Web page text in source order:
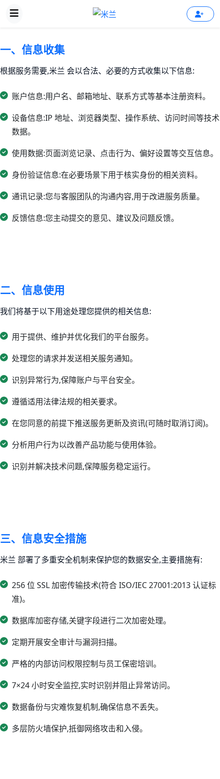
一、信息收集
根据服务需要,米兰 会以合法、必要的方式收集以下信息:
账户信息:用户名、邮箱地址、联系方式等基本注册资料。
设备信息:IP 地址、浏览器类型、操作系统、访问时间等技术
数据。
使用数据:页面浏览记录、点击行为、偏好设置等交互信息。
身份验证信息:在必要场景下用于核实身份的相关资料。
通讯记录:您与客服团队的沟通内容,用于改进服务质量。
反馈信息:您主动提交的意见、建议及问题反馈。
二、信息使用
我们将基于以下用途处理您提供的相关信息:
用于提供、维护并优化我们的平台服务。
处理您的请求并发送相关服务通知。
识别异常行为,保障账户与平台安全。
遵循适用法律法规的相关要求。
在您同意的前提下推送服务更新及资讯(可随时取消订阅)。
分析用户行为以改善产品功能与使用体验。
识别并解决技术问题,保障服务稳定运行。
三、信息安全措施
米兰 部署了多重安全机制来保护您的数据安全,主要措施有:
256 位 SSL 加密传输技术(符合 ISO/IEC 27001:2013 认证标
准)。
数据库加密存储,关键字段进行二次加密处理。
定期开展安全审计与漏洞扫描。
严格的内部访问权限控制与员工保密培训。
7×24 小时安全监控,实时识别并阻止异常访问。
数据备份与灾难恢复机制,确保信息不丢失。
多层防火墙保护,抵御网络攻击和入侵。